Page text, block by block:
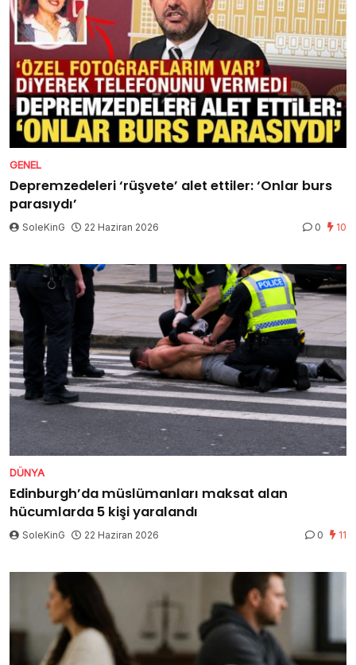
GENEL
Depremzedeleri ‘rüşvete’ alet ettiler: ‘Onlar burs
parasıydı’
SoleKinG 22 Haziran 2026 0 10
DÜNYA
Edinburgh’da müslümanları maksat alan
hücumlarda 5 kişi yaralandı
SoleKinG 22 Haziran 2026 0 11